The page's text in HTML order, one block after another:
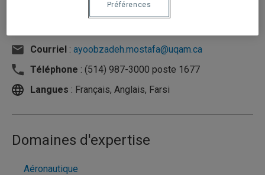
Département d'organisation et ressources
Courriel : ayoobzadeh.mostafa@uqam.ca
Téléphone : (514) 987-3000 poste 1677
Langues : Français, Anglais, Farsi
Domaines d'expertise
Aéronautique
Préférences